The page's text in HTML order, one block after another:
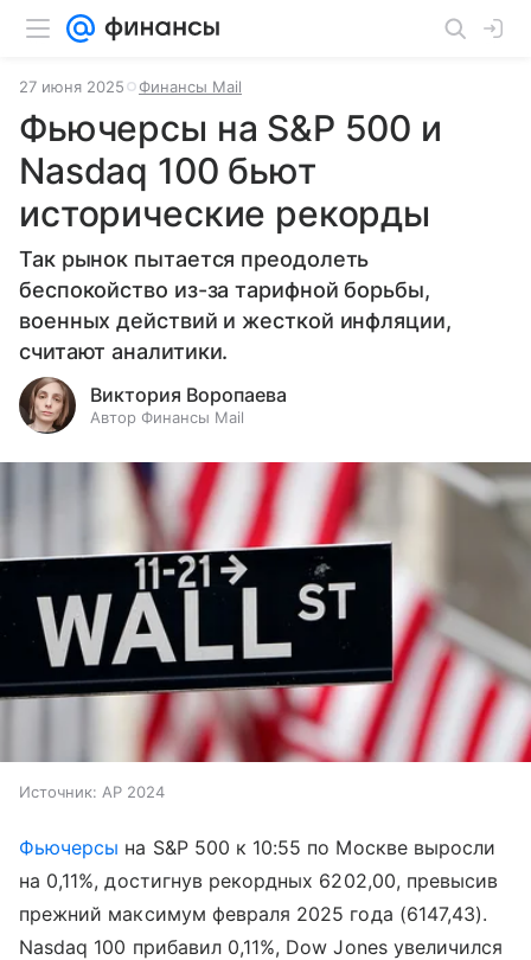
27 июня 2025 Финансы Mail
Фьючерсы на S&P 500 и
Nasdaq 100 бьют
исторические рекорды
Так рынок пытается преодолеть
беспокойство из-за тарифной борьбы,
военных действий и жесткой инфляции,
считают аналитики.
Виктория Воропаева
Автор Финансы Mail
Источник: AP 2024
Фьючерсы на S&P 500 к 10:55 по Москве выросли
на 0,11%, достигнув рекордных 6202,00, превысив
прежний максимум февраля 2025 года (6147,43).
Nasdaq 100 прибавил 0,11%, Dow Jones увеличился